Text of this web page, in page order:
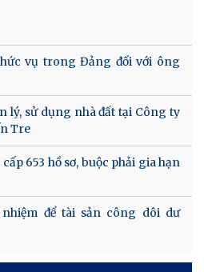
vụ trong Đảng đối với ông
lý, sử dụng nhà đất tại Công ty
Tre
653 hồ sơ, buộc phải gia hạn
để tài sản công dôi dư